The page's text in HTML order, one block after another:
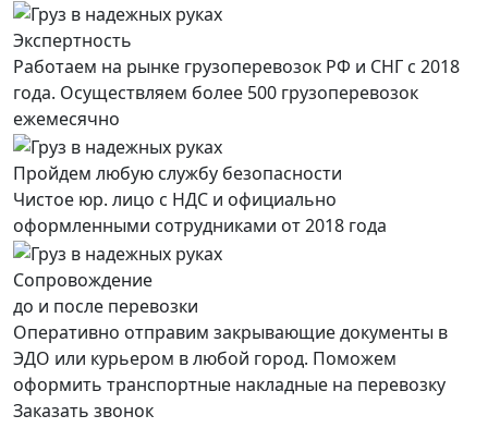
Экспертность
Работаем на рынке грузоперевозок РФ и СНГ с 2018
года. Осуществляем более 500 грузоперевозок
ежемесячно
Пройдем любую службу безопасности
Чистое юр. лицо с НДС и официально
оформленными сотрудниками от 2018 года
Сопровождение
до и после перевозки
Оперативно отправим закрывающие документы в
ЭДО или курьером в любой город. Поможем
оформить транспортные накладные на перевозку
Заказать звонок